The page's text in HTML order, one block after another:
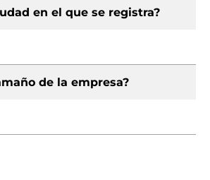
en el que se registra?
de la empresa?